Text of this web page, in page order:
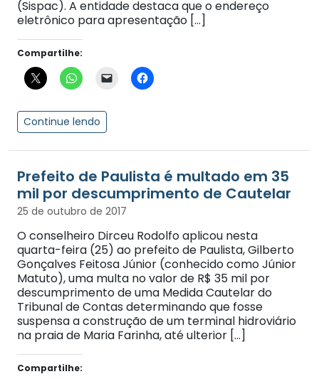
(Sispac). A entidade destaca que o endereço
eletrônico para apresentação […]
Compartilhe:
Continue lendo
Prefeito de Paulista é multado em 35
mil por descumprimento de Cautelar
25 de outubro de 2017
O conselheiro Dirceu Rodolfo aplicou nesta
quarta-feira (25) ao prefeito de Paulista, Gilberto
Gonçalves Feitosa Júnior (conhecido como Júnior
Matuto), uma multa no valor de R$ 35 mil por
descumprimento de uma Medida Cautelar do
Tribunal de Contas determinando que fosse
suspensa a construção de um terminal hidroviário
na praia de Maria Farinha, até ulterior […]
Compartilhe: